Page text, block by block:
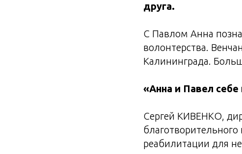
друга.
С Павлом Анна
волонтерства.
Калининграда.
«Анна и Павел
Сергей КИВЕНКО,
реабилитации для